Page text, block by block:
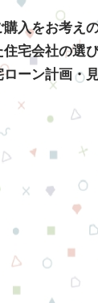
入をお考え
宅会社の選
ーン計画・